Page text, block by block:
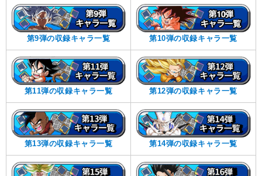
第9弾の収録キャラ一覧 第10弾の収録キャラ一覧
第11弾の収録キャラ一覧 第12弾の収録キャラ一覧
第13弾の収録キャラ一覧 第14弾の収録キャラ一覧